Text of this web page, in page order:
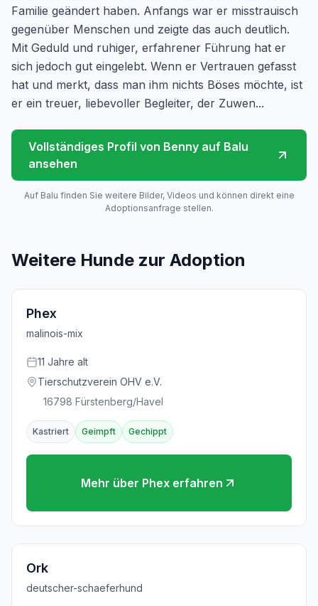
Familie geändert haben. Anfangs war er misstrauisch
gegenüber Menschen und zeigte das auch deutlich.
Mit Geduld und ruhiger, erfahrener Führung hat er
sich jedoch gut eingelebt. Wenn er Vertrauen gefasst
hat und merkt, dass man ihm nichts Böses möchte, ist
er ein treuer, liebevoller Begleiter, der Zuwen...
Vollständiges Profil von Benny auf Balu
ansehen
Auf Balu finden Sie weitere Bilder, Videos und können direkt eine
Adoptionsanfrage stellen.
Weitere Hunde zur Adoption
Phex
malinois-mix
11 Jahre alt
Tierschutzverein OHV e.V.
16798 Fürstenberg/Havel
Kastriert Geimpft Gechippt
Mehr über Phex erfahren
Ork
deutscher-schaeferhund